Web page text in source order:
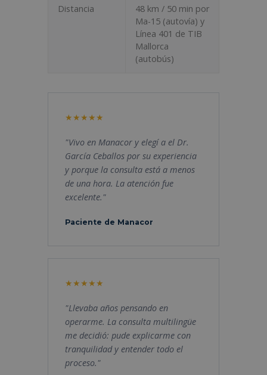
Distancia
48 km / 50 min por
Ma-15 (autovía) y
Línea 401 de TIB
Mallorca
(autobús)
"Vivo en Manacor y elegí a el Dr.
García Ceballos por su experiencia
y porque la consulta está a menos
de una hora. La atención fue
excelente."
Paciente de Manacor
"Llevaba años pensando en
operarme. La consulta multilingüe
me decidió: pude explicarme con
tranquilidad y entender todo el
proceso."